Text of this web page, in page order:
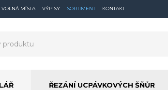
VOLNÁ MÍSTA VÝPISY SORTIMENT KONTAKT
ŘEZÁNÍ UCPÁVKOVÝCH ŠŇŮR